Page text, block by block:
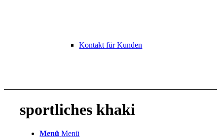
Kontakt für Kunden
Menü Menü
sportliches khaki